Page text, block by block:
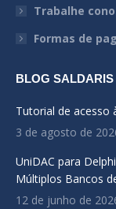
Trabalhe
Formas de
BLOG SALDARIS
Tutorial de acesso
3 de agosto de
UniDAC para
Múltiplos Bancos
12 de junho de